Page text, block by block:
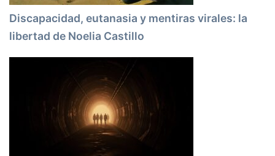
Discapacidad, eutanasia y mentiras virales: la
libertad de Noelia Castillo